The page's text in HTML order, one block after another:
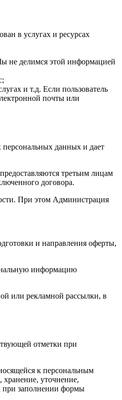
в услугах и ресурсах
не делимся этой информацией
и т.д. Если пользователь
почты или
данных и дает
третьим лицам
договора.
При этом Администрация
и направления оферты,
информацию
или рекламной рассылки, в
отметки при
к персональным
уточнение,
при заполнении формы